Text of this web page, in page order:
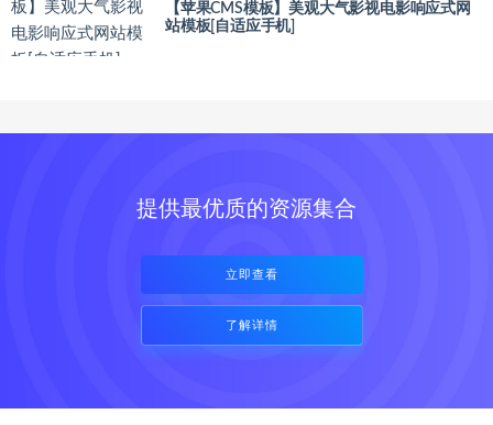
【苹果CMS模板】美观大气影视电影响应式网
站模板[自适应手机]
提供最优质的资源集合
立即查看
了解详情